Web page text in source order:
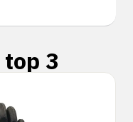
top 3